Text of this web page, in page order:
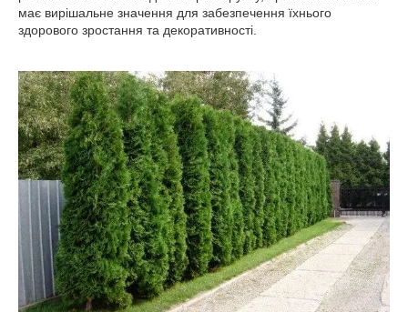
має вирішальне значення для забезпечення їхнього
здорового зростання та декоративності.